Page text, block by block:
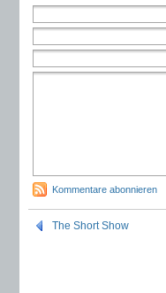
Kommentare abonnieren
The Short Show